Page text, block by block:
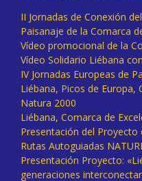
II Jornadas de Conexión
Paisanaje de la Comarca
Vídeo promocional de la
Vídeo Solidario Liébana
IV Jornadas Europeas de
Liébana, Picos de Europa,
Natura 2000
Liébana, Comarca de
Presentación del Proyecto
Rutas Autoguiadas
Presentación Proyecto:
generaciones